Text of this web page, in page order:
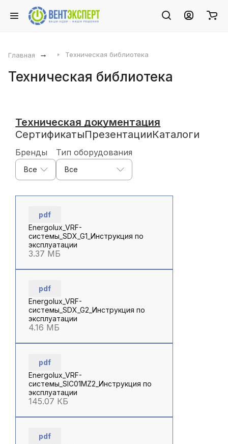
Главная Техническая библиотека
Техническая библиотека
Техническая документация
СертификатыПрезентацииКаталоги
Бренды
Все
Тип оборудования
Все
pdf
Energolux_VRF-
системы_SDX_G1_Инструкция по
эксплуатации
3.37 МБ
pdf
Energolux_VRF-
системы_SDX_G2_Инструкция по
эксплуатации
4.16 МБ
pdf
Energolux_VRF-
системы_SIC01MZ2_Инструкция по
эксплуатации
145.07 КБ
pdf